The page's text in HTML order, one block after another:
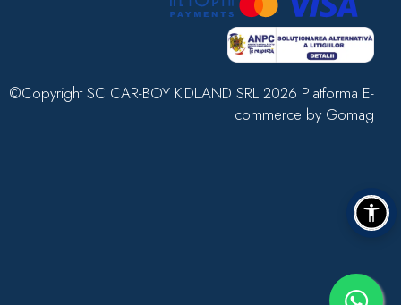
©Copyright SC CAR-BOY KIDLAND SRL 2026 Platforma E-
commerce by Gomag